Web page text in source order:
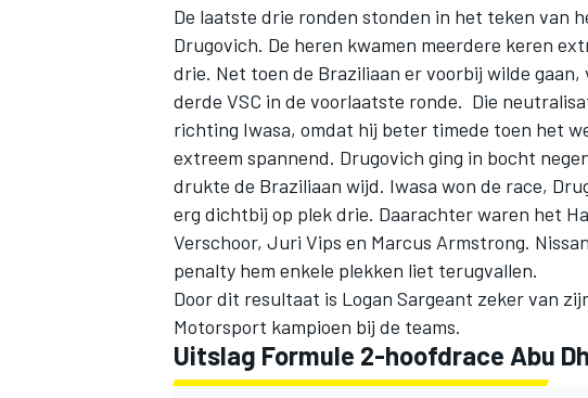
De laatste drie ronden stonden in het teken van
Drugovich. De heren kwamen meerdere keren
drie. Net toen de Braziliaan er voorbij wilde gaan,
derde VSC in de voorlaatste ronde. Die
richting Iwasa, omdat hij beter timede toen het
extreem spannend. Drugovich ging in bocht
drukte de Braziliaan wijd. Iwasa won de race,
erg dichtbij op plek drie. Daarachter waren het
Verschoor, Juri Vips en Marcus Armstrong.
penalty hem enkele plekken liet terugvallen.
Door dit resultaat is Logan Sargeant zeker van
Motorsport kampioen bij de teams.
Uitslag Formule 2-hoofdrace Abu